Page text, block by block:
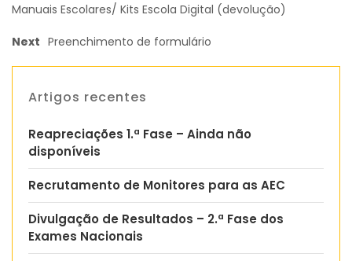
Manuais Escolares/ Kits Escola Digital (devolução)
Next Preenchimento de formulário
Artigos recentes
Reapreciações 1.ª Fase – Ainda não
disponíveis
Recrutamento de Monitores para as AEC
Divulgação de Resultados – 2.ª Fase dos
Exames Nacionais